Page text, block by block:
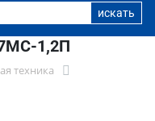
1,2П
техника